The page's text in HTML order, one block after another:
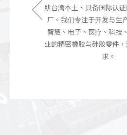
种硅橡胶产
案。为提升
耕台湾本土、具备国际认
厂。我们专注于开发与生
智慧、电子、医疗、科技
业的精密橡胶与硅胶零件
求。